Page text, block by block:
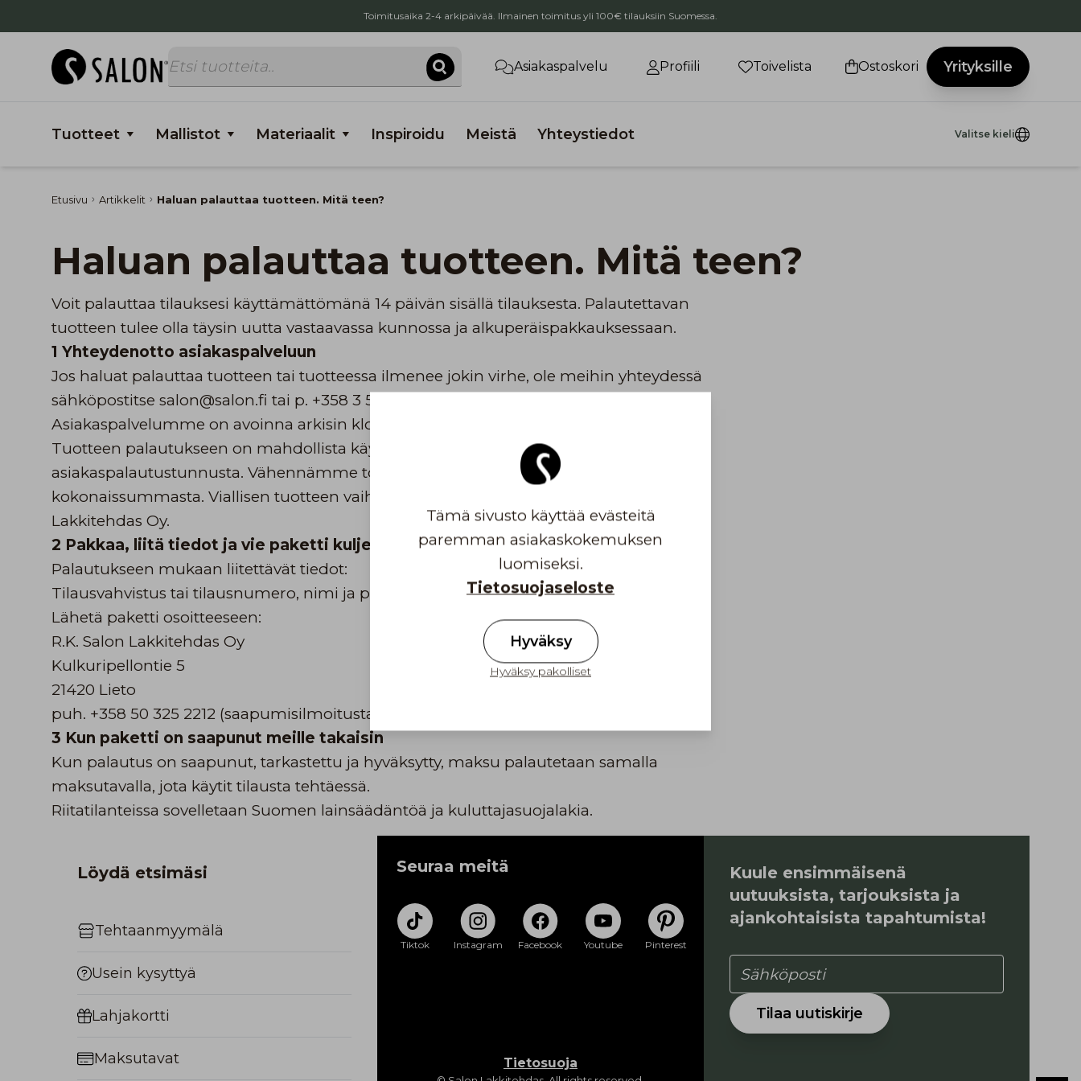
Toimitusaika 2-4 arkipäivää. Ilmainen toimitus yli 100€ tilauksiin Suomessa.
Asiakaspalvelu Profiili Toivelista Ostoskori Yrityksille
Tuotteet Mallistot Materiaalit Inspiroidu Meistä Yhteystiedot Valitse kieli
Etusivu Artikkelit Haluan palauttaa tuotteen. Mitä teen?
Haluan palauttaa tuotteen. Mitä teen?
Voit palauttaa tilauksesi käyttämättömänä 14 päivän sisällä tilauksesta. Palautettavan
tuotteen tulee olla täysin uutta vastaavassa kunnossa ja alkuperäispakkauksessaan.
1 Yhteydenotto asiakaspalveluun
Jos haluat palauttaa tuotteen tai tuotteessa ilmenee jokin virhe, ole meihin yhteydessä
sähköpostitse salon@salon.fi tai p. +358 3 512 9000. Saat ohjeet palautusta varten.
Asiakaspalvelumme on avoinna arkisin klo 8-16.
Tuotteen palautukseen on mahdollista käyttää Salon Lakkitehdas Oy:n Postin
asiakaspalautustunnusta. Vähennämme toimituskulun 6,90€ palautettavasta
kokonaissummasta. Viallisen tuotteen vaihtorahdin maksaa kokonaisuudessaan Salon
Lakkitehdas Oy.
2 Pakkaa, liitä tiedot ja vie paketti kuljetettavaksi
Palautukseen mukaan liitettävät tiedot:
Tilausvahvistus tai tilausnumero, nimi ja puhelinnumero.
Lähetä paketti osoitteeseen:
R.K. Salon Lakkitehdas Oy
Kulkuripellontie 5
21420 Lieto
puh. +358 50 325 2212 (saapumisilmoitusta varten)
3 Kun paketti on saapunut meille takaisin
Kun palautus on saapunut, tarkastettu ja hyväksytty, maksu palautetaan samalla
maksutavalla, jota käytit tilausta tehtäessä.
Riitatilanteissa sovelletaan Suomen lainsäädäntöä ja kuluttajasuojalakia.
Löydä etsimäsi
Tehtaanmyymälä
Usein kysyttyä
Lahjakortti
Maksutavat
Seuraa meitä
Tiktok Instagram Facebook Youtube Pinterest
Tietosuoja
Kuule ensimmäisenä
uutuuksista, tarjouksista ja
ajankohtaisista tapahtumista!
Tilaa uutiskirje
Tämä sivusto käyttää evästeitä
paremman asiakaskokemuksen
luomiseksi.
Tietosuojaseloste
Hyväksy
Hyväksy pakolliset